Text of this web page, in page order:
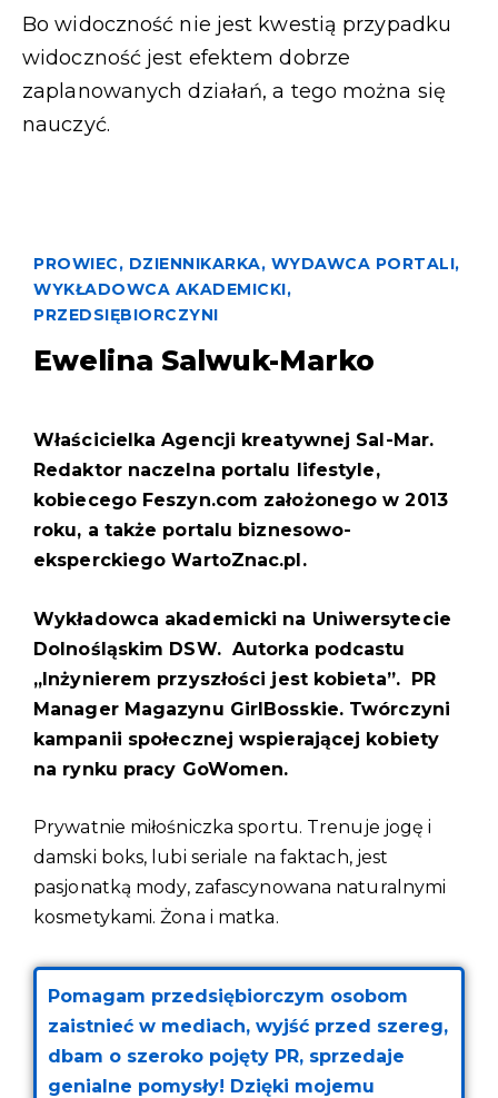
Bo widoczność nie jest kwestią przypadku
widoczność jest efektem dobrze
zaplanowanych działań, a tego można się
nauczyć.
PROWIEC, DZIENNIKARKA, WYDAWCA PORTALI,
WYKŁADOWCA AKADEMICKI,
PRZEDSIĘBIORCZYNI
Ewelina Salwuk-Marko
Właścicielka Agencji kreatywnej Sal-Mar.
Redaktor naczelna portalu lifestyle,
kobiecego Feszyn.com założonego w 2013
roku, a także portalu biznesowo-
eksperckiego WartoZnac.pl.
Wykładowca akademicki na Uniwersytecie
Dolnośląskim DSW. Autorka podcastu
„Inżynierem przyszłości jest kobieta”. PR
Manager Magazynu GirlBosskie. Twórczyni
kampanii społecznej wspierającej kobiety
na rynku pracy GoWomen.
Prywatnie miłośniczka sportu. Trenuje jogę i
damski boks, lubi seriale na faktach, jest
pasjonatką mody, zafascynowana naturalnymi
kosmetykami. Żona i matka.
Pomagam przedsiębiorczym osobom
zaistnieć w mediach, wyjść przed szereg,
dbam o szeroko pojęty PR, sprzedaje
genialne pomysły! Dzięki mojemu